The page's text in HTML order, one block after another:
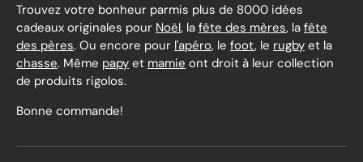
Trouvez votre bonheur parmis plus de 8000 idées
cadeaux originales pour Noël, la fête des mères, la fête
des pères. Ou encore pour l'apéro, le foot, le rugby et la
chasse. Même papy et mamie ont droit à leur collection
de produits rigolos.
Bonne commande!